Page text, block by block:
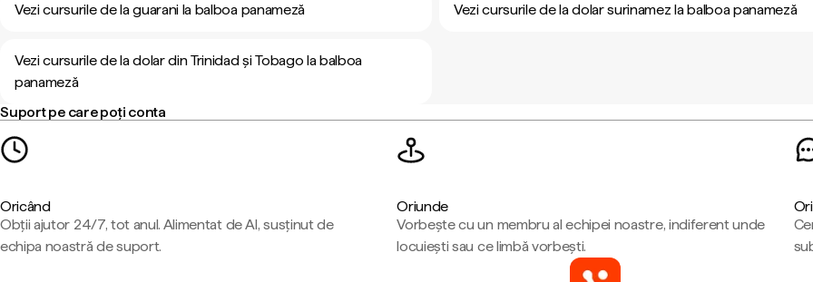
Vezi cursurile de la guarani la balboa panameză Vezi cursurile de la dolar surinamez la balboa panameză
Vezi cursurile de la dolar din Trinidad și Tobago la balboa
panameză
Suport pe care poți conta
Oricând
Obții ajutor 24/7, tot anul. Alimentat de AI, susținut de
echipa noastră de suport.
Oriunde
Vorbește cu un membru al echipei noastre, indiferent unde
locuiești sau ce limbă vorbești.